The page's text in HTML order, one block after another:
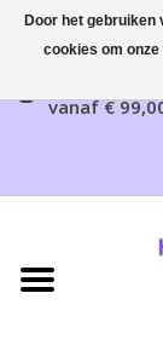
Gratis
vanaf €
Home
Bruidsaccessoires
Door het gebruiken
cookies om